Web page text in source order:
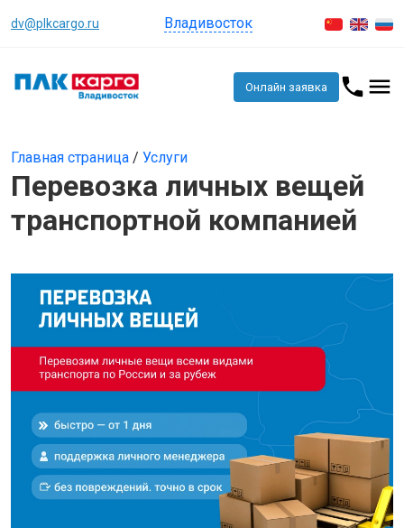
dv@plkcargo.ru Владивосток
Онлайн заявка
Главная страница / Услуги
Перевозка личных вещей
транспортной компанией